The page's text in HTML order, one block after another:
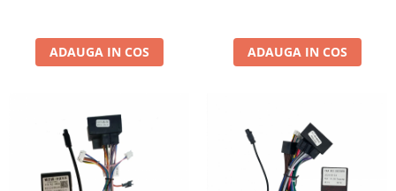
Camere Renault
Camere Citroen
Camere Peugeot
ADAUGA IN COS ADAUGA IN COS